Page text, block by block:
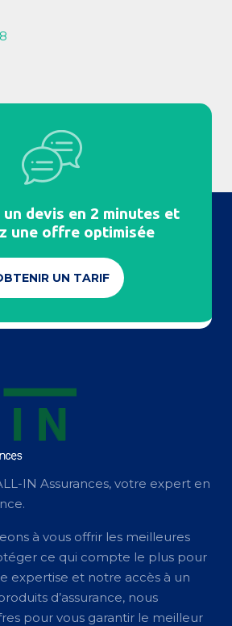
un devis en 2 minutes et
une offre optimisée
UN TARIF
IN Assurances, votre expert en
à vous offrir les meilleures
ce qui compte le plus pour
expertise et notre accès à un
d’assurance, nous
pour vous garantir le meilleur